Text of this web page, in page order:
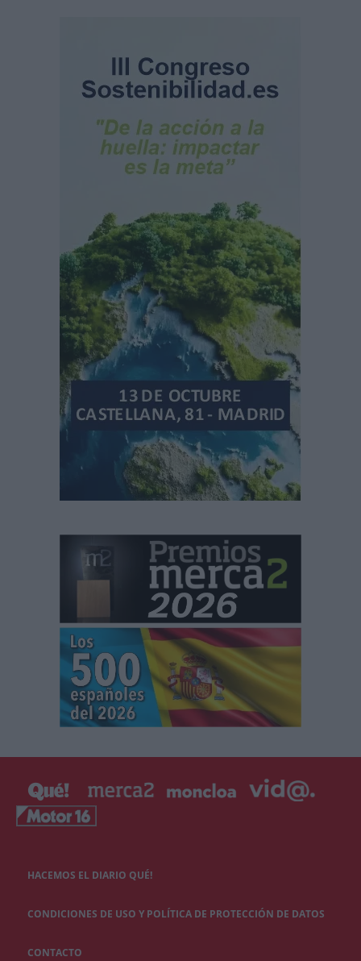
HACEMOS EL DIARIO QUÉ!
CONDICIONES DE USO Y POLÍTICA DE PROTECCIÓN DE DATOS
CONTACTO